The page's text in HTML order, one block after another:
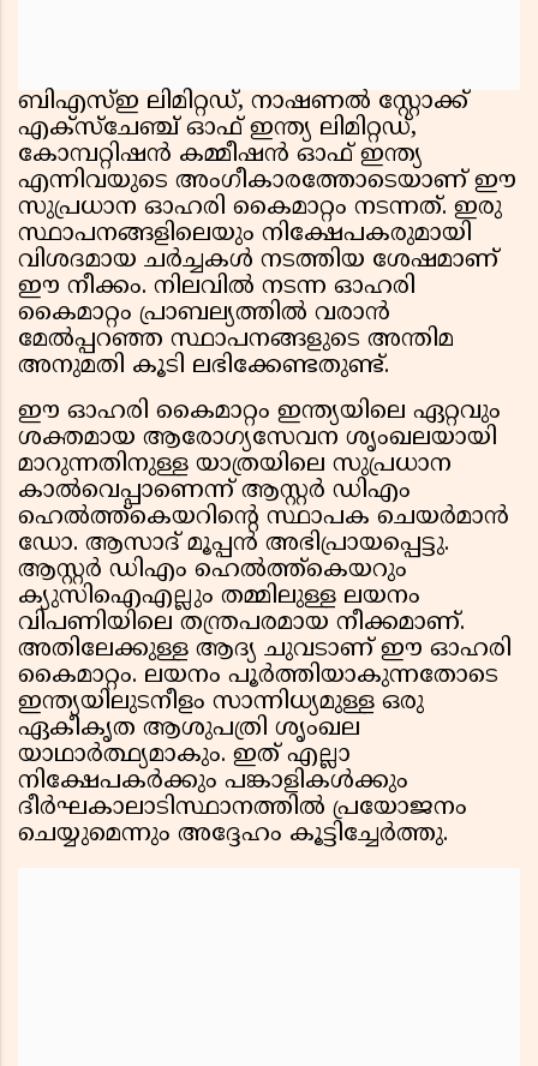
ബിഎസ്ഇ ലിമിറ്റഡ്, നാഷണൽ സ്റ്റോക്ക്
എക്സ്ചേഞ്ച് ഓഫ് ഇന്ത്യ ലിമിറ്റഡ്,
കോമ്പറ്റിഷൻ കമ്മീഷൻ ഓഫ് ഇന്ത്യ
എന്നിവയുടെ അംഗീകാരത്തോടെയാണ് ഈ
സുപ്രധാന ഓഹരി കൈമാറ്റം നടന്നത്. ഇരു
സ്ഥാപനങ്ങളിലെയും നിക്ഷേപകരുമായി
വിശദമായ ചർച്ചകൾ നടത്തിയ ശേഷമാണ്
ഈ നീക്കം. നിലവിൽ നടന്ന ഓഹരി
കൈമാറ്റം പ്രാബല്യത്തിൽ വരാൻ
മേൽപ്പറഞ്ഞ സ്ഥാപനങ്ങളുടെ അന്തിമ
അനുമതി കൂടി ലഭിക്കേണ്ടതുണ്ട്.
ഈ ഓഹരി കൈമാറ്റം ഇന്ത്യയിലെ ഏറ്റവും
ശക്തമായ ആരോഗ്യസേവന ശൃംഖലയായി
മാറുന്നതിനുള്ള യാത്രയിലെ സുപ്രധാന
കാൽവെപ്പാണെന്ന് ആസ്റ്റർ ഡിഎം
ഹെൽത്ത്കെയറിൻ്റെ സ്ഥാപക ചെയർമാൻ
ഡോ. ആസാദ് മൂപ്പൻ അഭിപ്രായപ്പെട്ടു.
ആസ്റ്റർ ഡിഎം ഹെൽത്ത്കെയറും
ക്യുസിഐഎല്ലും തമ്മിലുള്ള ലയനം
വിപണിയിലെ തന്ത്രപരമായ നീക്കമാണ്.
അതിലേക്കുള്ള ആദ്യ ചുവടാണ് ഈ ഓഹരി
കൈമാറ്റം. ലയനം പൂർത്തിയാകുന്നതോടെ
ഇന്ത്യയിലുടനീളം സാന്നിധ്യമുള്ള ഒരു
ഏകീകൃത ആശുപത്രി ശൃംഖല
യാഥാർത്ഥ്യമാകും. ഇത് എല്ലാ
നിക്ഷേപകർക്കും പങ്കാളികൾക്കും
ദീർഘകാലാടിസ്ഥാനത്തിൽ പ്രയോജനം
ചെയ്യുമെന്നും അദ്ദേഹം കൂട്ടിച്ചേർത്തു.